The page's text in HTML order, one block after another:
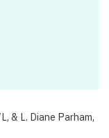
& L. Diane Parham,